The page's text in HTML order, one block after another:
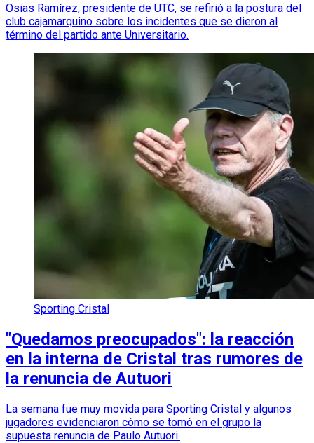
Osias Ramírez, presidente de UTC, se refirió a la postura del
club cajamarquino sobre los incidentes que se dieron al
término del partido ante Universitario.
Sporting Cristal
"Quedamos preocupados": la reacción
en la interna de Cristal tras rumores de
la renuncia de Autuori
La semana fue muy movida para Sporting Cristal y algunos
jugadores evidenciaron cómo se tomó en el grupo la
supuesta renuncia de Paulo Autuori.